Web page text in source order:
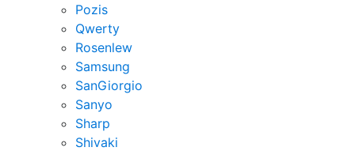
Pozis
Qwerty
Rosenlew
Samsung
SanGiorgio
Sanyo
Sharp
Shivaki